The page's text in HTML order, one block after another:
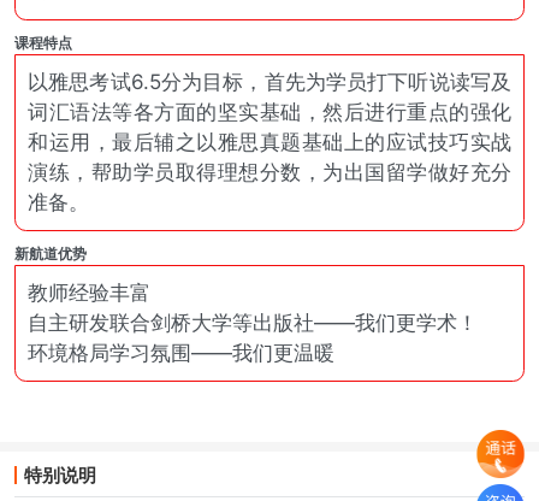
课程特点
以雅思考试6.5分为目标，首先为学员打下听说读写及
词汇语法等各方面的坚实基础，然后进行重点的强化
和运用，最后辅之以雅思真题基础上的应试技巧实战
演练，帮助学员取得理想分数，为出国留学做好充分
准备。
新航道优势
教师经验丰富
自主研发联合剑桥大学等出版社——我们更学术！
环境格局学习氛围——我们更温暖
特别说明